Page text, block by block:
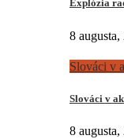
Explózia
8 augusta,
Slováci v
Slováci v
8 augusta,